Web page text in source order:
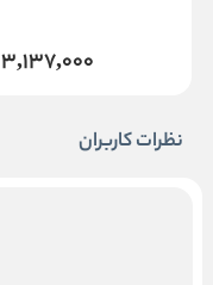
3,137,000
نظرات کاربران